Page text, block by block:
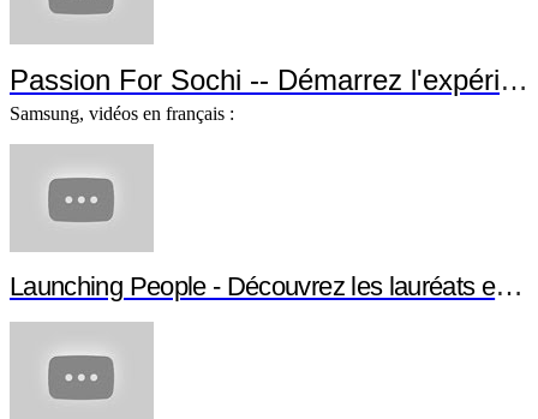
Passion For Sochi -- Démarrez l'expérience !
Samsung, vidéos en français :
Launching People - Découvrez les lauréats et leurs projets